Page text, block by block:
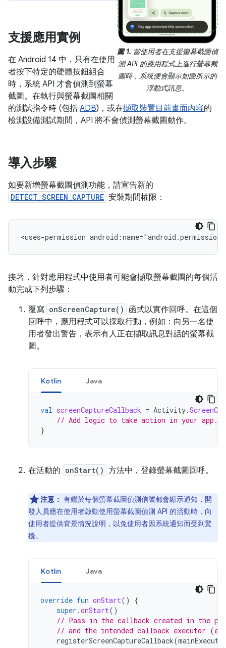
圖 1. 當使用者在支援螢幕截圖偵
測 API 的應用程式上進行螢幕截
圖時，系統便會顯示如圖所示的
浮動式訊息。
支援應用實例
在 Android 14 中，只有在使用
者按下特定的硬體按鈕組合
時，系統 API 才會偵測到螢幕
截圖。在執行與螢幕截圖相關
的測試指令時 (包括 ADB)，或在擷取裝置目前畫面內容的
檢測設備測試期間，API 將不會偵測螢幕截圖動作。
導入步驟
如要新增螢幕截圖偵測功能，請宣告新的
DETECT_SCREEN_CAPTURE 安裝期間權限：
<uses-permission
接著，針對應用程式中使用者可能會擷取螢幕截圖的每個活
動完成下列步驟：
覆寫 onScreenCapture()
函式以實作回呼。在這個
回呼中，應用程式可以採取行動，例如：向另一名使
用者發出警告，表示有人正在擷取訊息對話的螢幕截
圖。
Kotlin Java
val screenCaptureCallback = Activity.
// Add logic to take action in your app.
}
在活動的 onStart() 方法中，登錄螢幕截圖回呼。
注意： 有鑑於每個螢幕截圖偵測信號都會顯示通知，開
發人員應在使用者啟動使用螢幕截圖偵測 API 的活動時，向
使用者提供背景情況說明，以免使用者因系統通知而受到驚
擾。
Kotlin Java
override fun onStart()
{
super .onStart()
// Pass in the callback created in the
// and the intended callback executor
registerScreenCaptureCallback(